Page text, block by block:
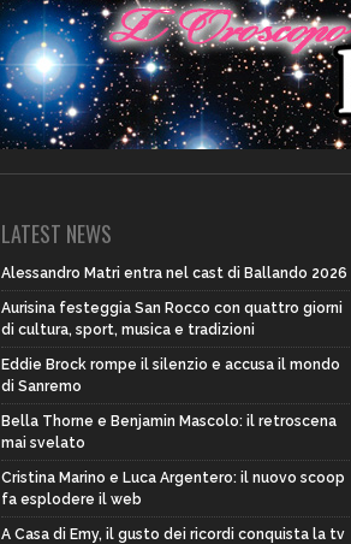
LATEST NEWS
Alessandro Matri entra nel cast di Ballando 2026
Aurisina festeggia San Rocco con quattro giorni
di cultura, sport, musica e tradizioni
Eddie Brock rompe il silenzio e accusa il mondo
di Sanremo
Bella Thorne e Benjamin Mascolo: il retroscena
mai svelato
Cristina Marino e Luca Argentero: il nuovo scoop
fa esplodere il web
A Casa di Emy, il gusto dei ricordi conquista la tv